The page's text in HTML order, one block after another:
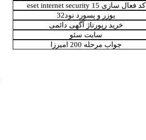
کد فعال سازی eset internet security 15
یوزر و پسورد نود32
خرید رپورتاژ آگهی دائمی
سایت سئو
جواب مرحله 200 امیرزا